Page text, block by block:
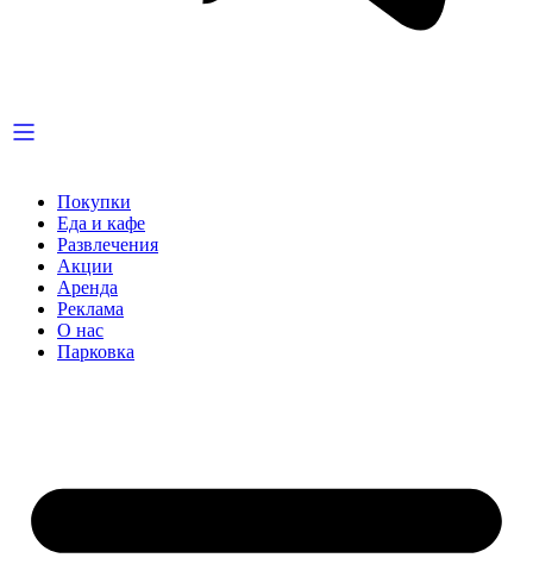
Покупки
Еда и кафе
Развлечения
Акции
Аренда
Реклама
О нас
Парковка